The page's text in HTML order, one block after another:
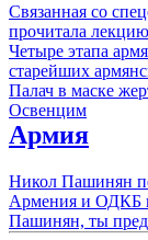
Связанная со
прочитала
Четыре этапа
старейших
Палач в маске
Освенцим
Армия
Никол Пашинян
Армения и ОДКБ
Пашинян, ты